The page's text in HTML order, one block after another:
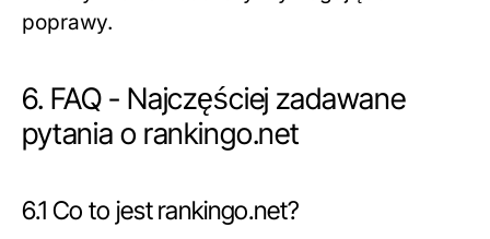
poprawy.
6. FAQ - Najczęściej zadawane
pytania o rankingo.net
6.1 Co to jest rankingo.net?